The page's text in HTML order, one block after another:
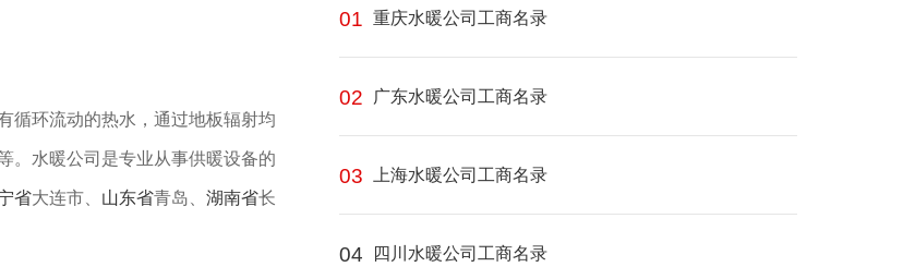
循环流动的热水，通过地板辐射均
。水暖公司是专业从事供暖设备的
省大连市、 山东省青岛、 湖南省长
01 重庆水暖公司工商名录
02 广东水暖公司工商名录
03 上海水暖公司工商名录
04 四川水暖公司工商名录